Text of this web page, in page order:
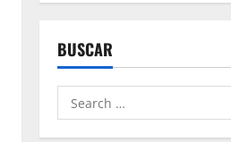
BUSCAR
Search
for: